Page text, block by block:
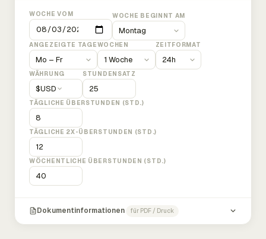
WOCHE VOM WOCHE BEGINNT AM
ANGEZEIGTE TAGEWOCHEN ZEITFORMAT
WÄHRUNG
$USD
STUNDENSATZ
TÄGLICHE ÜBERSTUNDEN (STD.)
TÄGLICHE 2X-ÜBERSTUNDEN (STD.)
WÖCHENTLICHE ÜBERSTUNDEN (STD.)
Dokumentinformationen für PDF / Druck